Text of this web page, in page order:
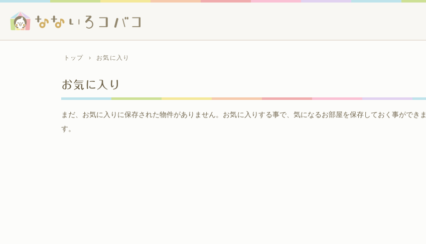
トップ › お気に入り
お気に入り
まだ、お気に入りに保存された物件がありません。お気に入りする事で、気になるお部屋を保存しておく事ができま
す。